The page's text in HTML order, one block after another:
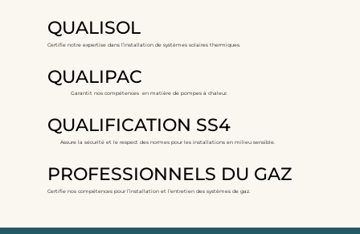
QUALISOL
Certifie notre expertise dans l’installation de systèmes solaires thermiques.
QUALIPAC
Garantit nos compétences en matière de pompes à chaleur.
QUALIFICATION SS4
Assure la sécurité et le respect des normes pour les installations en milieu sensible.
PROFESSIONNELS DU GAZ
Certifie nos compétences pour l’installation et l’entretien des systèmes de gaz.